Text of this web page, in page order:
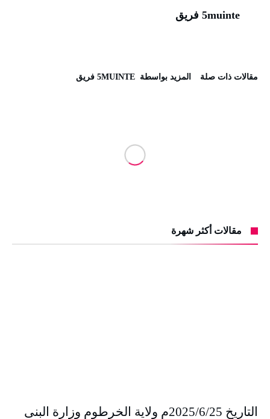
5muinte فريق
‫مقالات ذات صلة‬ ‫‫المزيد بواسطة‬ ‬ 5MUINTE فريق
مقالات أكثر شهرة
التاريخ 2025/6/25م ولاية الخرطوم وزارة البنى